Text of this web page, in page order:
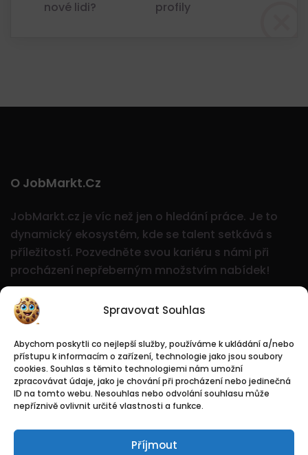
Spravovat Souhlas
Abychom poskytli co nejlepší služby, používáme k ukládání a/nebo
přístupu k informacím o zařízení, technologie jako jsou soubory
cookies. Souhlas s těmito technologiemi nám umožní
zpracovávat údaje, jako je chování při procházení nebo jedinečná
ID na tomto webu. Nesouhlas nebo odvolání souhlasu může
nepříznivě ovlivnit určité vlastnosti a funkce.
Příjmout
nové lidi?
profily
O JobMarkt.cz
JobMarkt.cz je víc než jen o hledání práce. Je to
dynamický ekosystém, kde se talent setkává s
příležitostí. Pozvedněte svou kariéru s námi při
procházení nepřeberným množstvím nabídek!
Logo Jobmarkt.cz ® je registrovaná ochranná
známka.